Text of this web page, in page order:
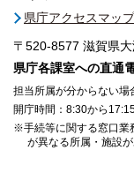
県庁アクセスマッ
〒520-8577 滋賀県
県庁各課室への直通
担当所属が分からない
開庁時間：8:30から
※手続等に関する窓口業
が異なる所属・施設が